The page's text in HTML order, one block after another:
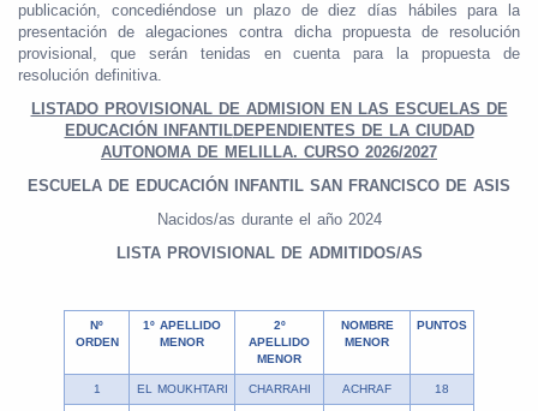
publicación, concediéndose un plazo de diez días hábiles para la
presentación de alegaciones contra dicha propuesta de resolución
provisional, que serán tenidas en cuenta para la propuesta de
resolución definitiva.
LISTADO PROVISIONAL DE ADMISION EN LAS ESCUELAS DE
EDUCACIÓN INFANTILDEPENDIENTES DE LA CIUDAD
AUTONOMA DE MELILLA. CURSO 2026/2027
ESCUELA DE EDUCACIÓN INFANTIL SAN FRANCISCO DE ASIS
Nacidos/as durante el año 2024
LISTA PROVISIONAL DE ADMITIDOS/AS
Nº
ORDEN
1º APELLIDO
MENOR
2º
APELLIDO
MENOR
NOMBRE
MENOR
PUNTOS
1 EL MOUKHTARI CHARRAHI ACHRAF 18